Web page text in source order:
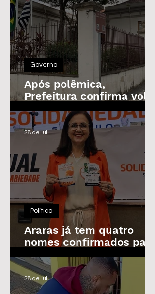
Após polêmica,
Prefeitura confirma volta
do Prêmio de
Assiduidade
Governo
Araras já tem quatro
nomes confirmados para
as Eleições de 2026
Política
28 de jul.
28 de jul.